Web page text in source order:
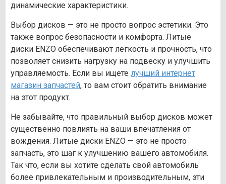
динамические характеристики.
Выбор дисков — это не просто вопрос эстетики. Это
также вопрос безопасности и комфорта. Литые
диски ENZO обеспечивают легкость и прочность, что
позволяет снизить нагрузку на подвеску и улучшить
управляемость. Если вы ищете лучший интернет
магазин запчастей, то вам стоит обратить внимание
на этот продукт.
Не забывайте, что правильный выбор дисков может
существенно повлиять на ваши впечатления от
вождения. Литые диски ENZO — это не просто
запчасть, это шаг к улучшению вашего автомобиля.
Так что, если вы хотите сделать свой автомобиль
более привлекательным и производительным, эти